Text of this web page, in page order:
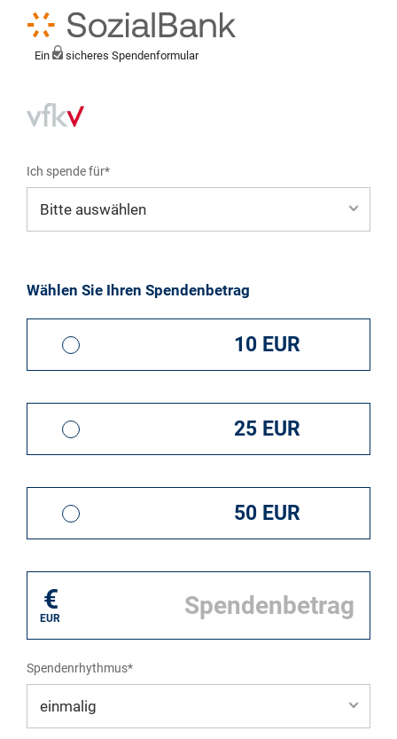
Ein sicheres Spendenformular
Ich spende für*
Datenbank wobehandeln.de
10,00 EUR
München und Oberbayern mit Hilfe von zwei Suchmasken und 86
Kategorien durchsucht werden.
Fortbildungen für Pädagog:innen
Wählen Sie Ihren Spendenbetrag
10 EUR
25 EUR
50 EUR
€
EUR
Spendenrhythmus*